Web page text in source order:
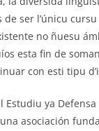
ser l’únicu
no ñuesu
esta fin de
con esti tipu
Estudiu ya
asociación